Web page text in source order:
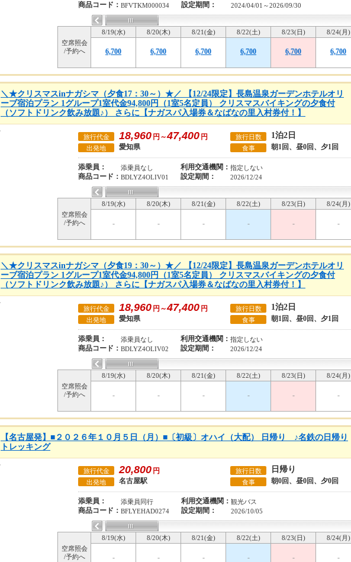
商品コード： BFVTKM000034 設定期間： 2024/04/01～2026/09/30
空席照会
/予約へ
8/19(水) 8/20(木) 8/21(金) 8/22(土) 8/23(日) 8/24(月)
6,700 6,700 6,700 6,700 6,700 6,700
＼★クリスマスinナガシマ（夕食17：30～）★／ 【12/24限定】長島温泉ガーデンホテルオリ
ーブ宿泊プラン 1グループ1室代金94,800円（1室5名定員） クリスマスバイキングの夕食付
（ソフトドリンク飲み放題♪） さらに【ナガスパ入場券＆なばなの里入村券付！】
旅行代金 18,960 円～47,400 円 旅行日数 1泊2日
出発地 愛知県 食事 朝1回、昼0回、夕1回
添乗員： 添乗員なし 利用交通機関： 指定しない
商品コード： BDLYZ4OLIV01 設定期間： 2026/12/24
空席照会
/予約へ
8/19(水) 8/20(木) 8/21(金) 8/22(土) 8/23(日) 8/24(月)
- - - - - -
＼★クリスマスinナガシマ（夕食19：30～）★／ 【12/24限定】長島温泉ガーデンホテルオリ
ーブ宿泊プラン 1グループ1室代金94,800円（1室5名定員） クリスマスバイキングの夕食付
（ソフトドリンク飲み放題♪） さらに【ナガスパ入場券＆なばなの里入村券付！】
旅行代金 18,960 円～47,400 円 旅行日数 1泊2日
出発地 愛知県 食事 朝1回、昼0回、夕1回
添乗員： 添乗員なし 利用交通機関： 指定しない
商品コード： BDLYZ4OLIV02 設定期間： 2026/12/24
空席照会
/予約へ
8/19(水) 8/20(木) 8/21(金) 8/22(土) 8/23(日) 8/24(月)
- - - - - -
【名古屋発】■２０２６年１０月５日（月）■〔初級〕オハイ（大配） 日帰り ♪名鉄の日帰り
トレッキング
旅行代金 20,800 円 旅行日数 日帰り
出発地 名古屋駅 食事 朝0回、昼0回、夕0回
添乗員： 添乗員同行 利用交通機関： 観光バス
商品コード： BFLYEHAD0274 設定期間： 2026/10/05
空席照会
/予約へ
8/19(水) 8/20(木) 8/21(金) 8/22(土) 8/23(日) 8/24(月)
- - - - - -